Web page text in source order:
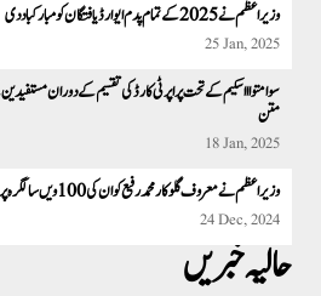
وزیر اعظم نے 2025 کے تمام پدم ایوارڈ یافتگان کو مبارکباد دی
25 Jan, 2025
سوامتواا اسکیم کے تحت پراپرٹی کارڈ کی تقسیم کے دوران
متن
18 Jan, 2025
وزیراعظم نے معروف گلوکار محمد رفیع کو ان کی 100 ویں سالگرہ پر یاد کیا
24 Dec, 2024
حالیہ خبریں